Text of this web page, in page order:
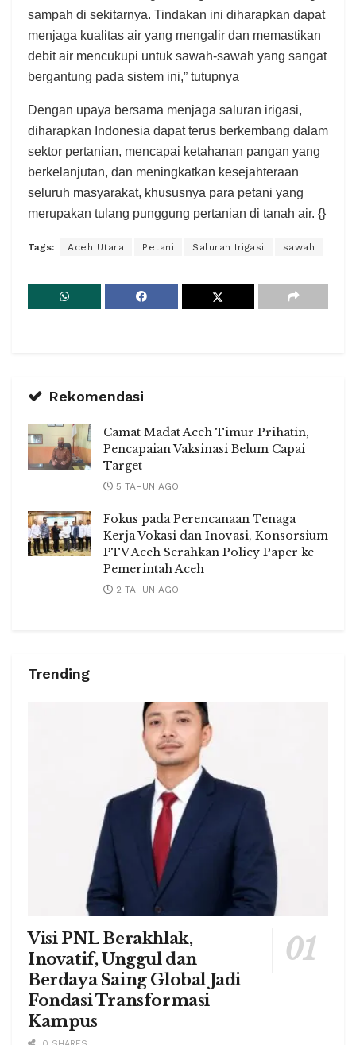
sampah di sekitarnya. Tindakan ini diharapkan dapat
menjaga kualitas air yang mengalir dan memastikan
debit air mencukupi untuk sawah-sawah yang sangat
bergantung pada sistem ini,” tutupnya
Dengan upaya bersama menjaga saluran irigasi,
diharapkan Indonesia dapat terus berkembang dalam
sektor pertanian, mencapai ketahanan pangan yang
berkelanjutan, dan meningkatkan kesejahteraan
seluruh masyarakat, khususnya para petani yang
merupakan tulang punggung pertanian di tanah air. {}
Tags: Aceh Utara Petani Saluran Irigasi sawah
Rekomendasi
Camat Madat Aceh Timur Prihatin,
Pencapaian Vaksinasi Belum Capai
Target
5 TAHUN AGO
Fokus pada Perencanaan Tenaga
Kerja Vokasi dan Inovasi, Konsorsium
PTV Aceh Serahkan Policy Paper ke
Pemerintah Aceh
2 TAHUN AGO
Trending
Visi PNL Berakhlak,
Inovatif, Unggul dan
Berdaya Saing Global Jadi
Fondasi Transformasi
Kampus